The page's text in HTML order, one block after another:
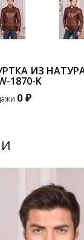
ИЗ
1870-K
0 ₽